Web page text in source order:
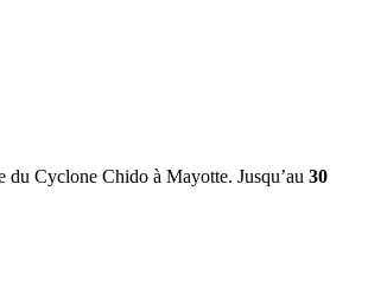
du Cyclone Chido à Mayotte. Jusqu’au 30